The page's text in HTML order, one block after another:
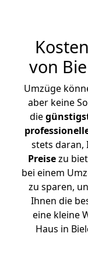
von
Umzüge
aber keine
die
stets daran,
Preisezu
bei einem
zu sparen,
Ihnen die
eine kleine
Haus in